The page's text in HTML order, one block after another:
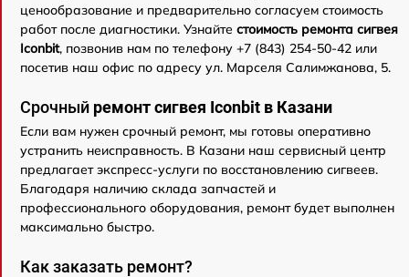
ценообразование и предварительно согласуем стоимость
работ после диагностики. Узнайте стоимость ремонта сигвея
Iconbit, позвонив нам по телефону +7 (843) 254-50-42 или
посетив наш офис по адресу ул. Марселя Салимжанова, 5.
Срочный ремонт сигвея Iconbit в Казани
Если вам нужен срочный ремонт, мы готовы оперативно
устранить неисправность. В Казани наш сервисный центр
предлагает экспресс-услуги по восстановлению сигвеев.
Благодаря наличию склада запчастей и
профессионального оборудования, ремонт будет выполнен
максимально быстро.
Как заказать ремонт?